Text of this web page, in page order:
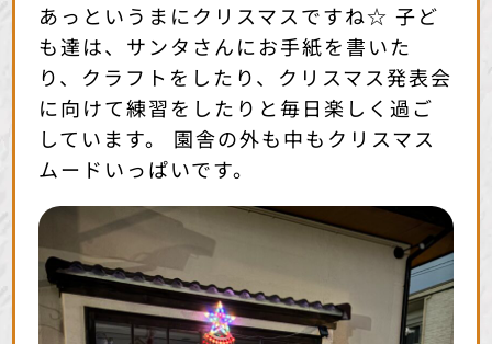
あっというまにクリスマスですね☆ 子ど
も達は、サンタさんにお手紙を書いた
り、クラフトをしたり、クリスマス発表会
に向けて練習をしたりと毎日楽しく過ご
しています。 園舎の外も中もクリスマス
ムードいっぱいです。